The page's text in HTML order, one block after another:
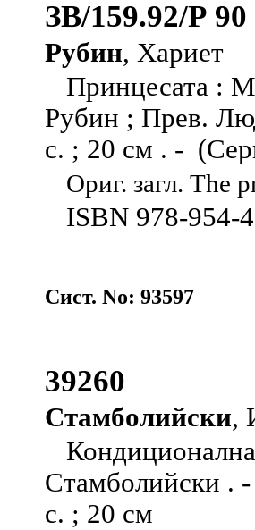
ЗВ/159.92/Р 90
Рубин, Хариет
Принцесата :
Рубин ; Прев.
с. ; 20 см . -
Ориг. загл. The
ISBN 978-954-
Сист. No: 93597
39260
Стамболийски,
Стамболийски .
с. ; 20 см